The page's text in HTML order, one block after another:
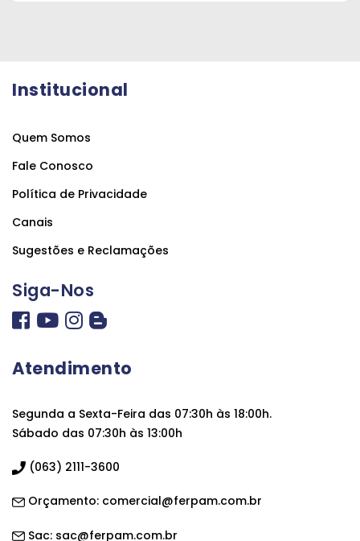
Institucional
Quem Somos
Fale Conosco
Política de Privacidade
Canais
Sugestões e Reclamações
Siga-Nos
Atendimento
Segunda a Sexta-Feira das 07:30h às 18:00h.
Sábado das 07:30h às 13:00h
(063) 2111-3600
Orçamento: comercial@ferpam.com.br
Sac: sac@ferpam.com.br